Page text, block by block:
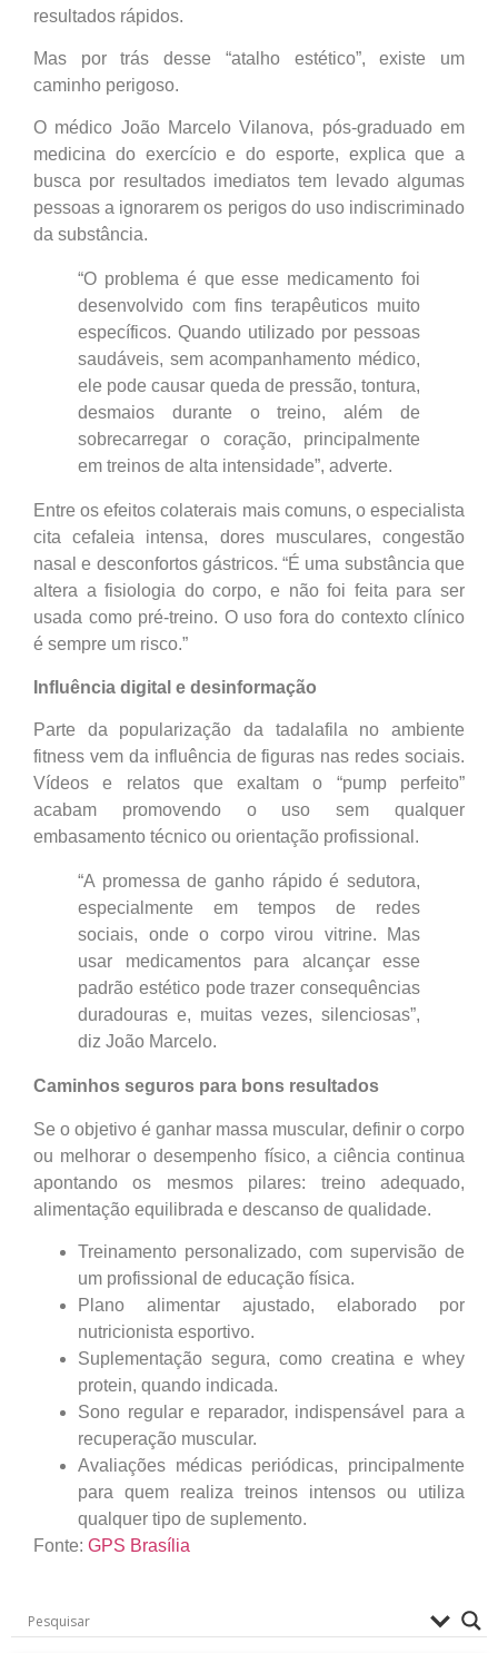
resultados rápidos.
Mas por trás desse “atalho estético”, existe um
caminho perigoso.
O médico João Marcelo Vilanova, pós-graduado em
medicina do exercício e do esporte, explica que a
busca por resultados imediatos tem levado algumas
pessoas a ignorarem os perigos do uso indiscriminado
da substância.
“O problema é que esse medicamento foi
desenvolvido com fins terapêuticos muito
específicos. Quando utilizado por pessoas
saudáveis, sem acompanhamento médico,
ele pode causar queda de pressão, tontura,
desmaios durante o treino, além de
sobrecarregar o coração, principalmente
em treinos de alta intensidade”, adverte.
Entre os efeitos colaterais mais comuns, o especialista
cita cefaleia intensa, dores musculares, congestão
nasal e desconfortos gástricos. “É uma substância que
altera a fisiologia do corpo, e não foi feita para ser
usada como pré-treino. O uso fora do contexto clínico
é sempre um risco.”
Influência digital e desinformação
Parte da popularização da tadalafila no ambiente
fitness vem da influência de figuras nas redes sociais.
Vídeos e relatos que exaltam o “pump perfeito”
acabam promovendo o uso sem qualquer
embasamento técnico ou orientação profissional.
“A promessa de ganho rápido é sedutora,
especialmente em tempos de redes
sociais, onde o corpo virou vitrine. Mas
usar medicamentos para alcançar esse
padrão estético pode trazer consequências
duradouras e, muitas vezes, silenciosas”,
diz João Marcelo.
Caminhos seguros para bons resultados
Se o objetivo é ganhar massa muscular, definir o corpo
ou melhorar o desempenho físico, a ciência continua
apontando os mesmos pilares: treino adequado,
alimentação equilibrada e descanso de qualidade.
Treinamento personalizado, com supervisão de
um profissional de educação física.
Plano alimentar ajustado, elaborado por
nutricionista esportivo.
Suplementação segura, como creatina e whey
protein, quando indicada.
Sono regular e reparador, indispensável para a
recuperação muscular.
Avaliações médicas periódicas, principalmente
para quem realiza treinos intensos ou utiliza
qualquer tipo de suplemento.
Fonte: GPS Brasília